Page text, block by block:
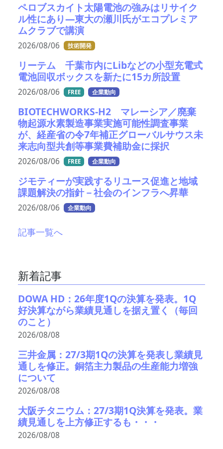
ペロブスカイト太陽電池の強みはリサイク
ル性にあり―東大の瀬川氏がエコプレミア
ムクラブで講演
2026/08/06 技術開発
リーテム 千葉市内にLibなどの小型充電式
電池回収ボックスを新たに15カ所設置
2026/08/06 FREE 企業動向
BIOTECHWORKS-H2 マレーシア／廃棄
物起源水素製造事業実施可能性調査事業
が、経産省の令7年補正グローバルサウス未
来志向型共創等事業費補助金に採択
2026/08/06 FREE 企業動向
ジモティーが実践するリユース促進と地域
課題解決の指針－社会のインフラへ昇華
2026/08/06 企業動向
記事一覧へ
新着記事
DOWA HD：26年度1Qの決算を発表。1Q
好決算ながら業績見通しを据え置く（毎回
のこと）
2026/08/08
三井金属：27/3期1Qの決算を発表し業績見
通しを修正。銅箔主力製品の生産能力増強
について
2026/08/08
大阪チタニウム：27/3期1Q決算を発表。業
績見通しを上方修正するも・・・
2026/08/08